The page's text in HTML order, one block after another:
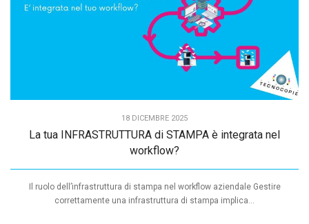
18 DICEMBRE 2025
La tua INFRASTRUTTURA di STAMPA è integrata nel
workflow?
Il ruolo dell’infrastruttura di stampa nel workflow aziendale Gestire
correttamente una infrastruttura di stampa implica...